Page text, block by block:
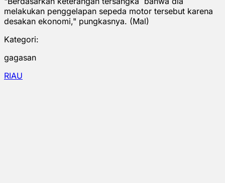
melakukan penggelapan sepeda motor tersebut karena
desakan ekonomi," pungkasnya. (Mal)
Kategori:
gagasan
RIAU